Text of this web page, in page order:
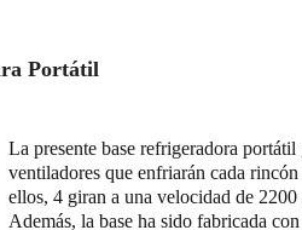
Portátil
La presente base refrigeradora
ventiladores que enfriarán cada
ellos, 4 giran a una velocidad de
Además, la base ha sido fabricada